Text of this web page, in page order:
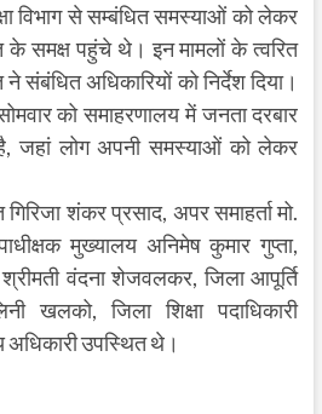
विभाग से सम्बंधित समस्याओं को लेकर
समक्ष पहुंचे थे। इन मामलों के त्वरित
संबंधित अधिकारियों को निर्देश दिया।
को समाहरणालय में जनता दरबार
जहां लोग अपनी समस्याओं को लेकर
शंकर प्रसाद, अपर समाहर्ता मो.
मुख्यालय अनिमेष कुमार गुप्ता,
श्रीमती वंदना शेजवलकर, जिला आपूर्ति
खलको, जिला शिक्षा पदाधिकारी
अधिकारी उपस्थित थे।